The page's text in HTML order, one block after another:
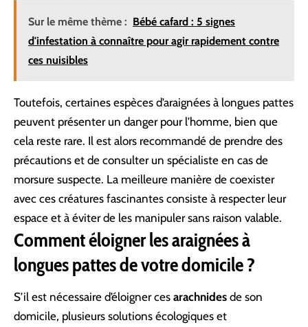
Sur le même thème : Bébé cafard : 5 signes
d'infestation à connaître pour agir rapidement contre
ces nuisibles
Toutefois, certaines espèces d’araignées à longues pattes
peuvent présenter un danger pour l’homme, bien que
cela reste rare. Il est alors recommandé de prendre des
précautions et de consulter un spécialiste en cas de
morsure suspecte. La meilleure manière de coexister
avec ces créatures fascinantes consiste à respecter leur
espace et à éviter de les manipuler sans raison valable.
Comment éloigner les araignées à
longues pattes de votre domicile ?
S’il est nécessaire d’éloigner ces arachnides de son
domicile, plusieurs solutions écologiques et